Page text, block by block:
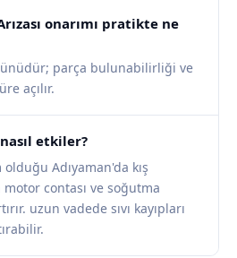
onarımı pratikte ne
parça bulunabilirliği ve
açılır.
etkiler?
Adıyaman'da kış
contası ve soğutma
uzun vadede sıvı kayıpları